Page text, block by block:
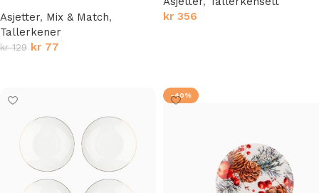
Asjetter, Mix & Match,
Tallerkener
kr129 kr 77
kr 356
-40%